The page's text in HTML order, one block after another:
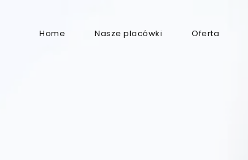
Home Nasze placówki Oferta